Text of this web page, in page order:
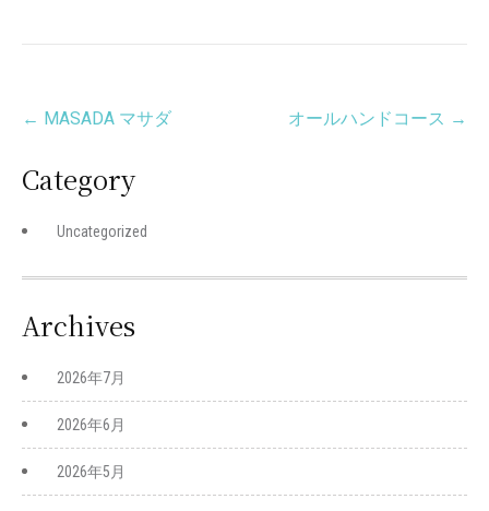
Post
navigation
← MASADA マサダ オールハンドコース →
Category
Uncategorized
Archives
2026年7月
2026年6月
2026年5月